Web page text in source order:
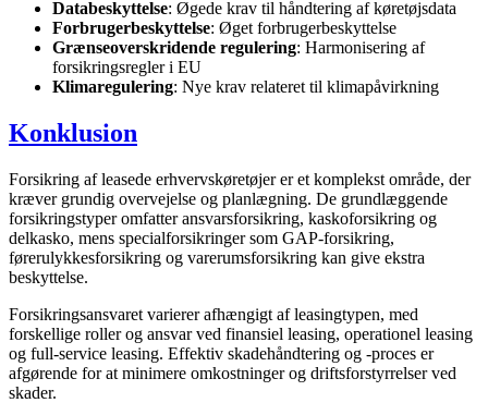
Databeskyttelse: Øgede krav til håndtering af køretøjsdata
Forbrugerbeskyttelse: Øget forbrugerbeskyttelse
Grænseoverskridende regulering: Harmonisering af
forsikringsregler i EU
Klimaregulering: Nye krav relateret til klimapåvirkning
Konklusion
Forsikring af leasede erhvervskøretøjer er et komplekst område, der
kræver grundig overvejelse og planlægning. De grundlæggende
forsikringstyper omfatter ansvarsforsikring, kaskoforsikring og
delkasko, mens specialforsikringer som GAP-forsikring,
førerulykkesforsikring og varerumsforsikring kan give ekstra
beskyttelse.
Forsikringsansvaret varierer afhængigt af leasingtypen, med
forskellige roller og ansvar ved finansiel leasing, operationel leasing
og full-service leasing. Effektiv skadehåndtering og -proces er
afgørende for at minimere omkostninger og driftsforstyrrelser ved
skader.